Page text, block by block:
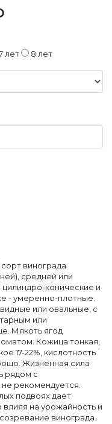
лет
8 лет
винограда
средней или
цилиндро-конические и
- умеренно-плотные.
или овальные, с
или
Мякоть ягод
Кожица тонкая,
17-22%, кислотность
Жизненная сила
рядом с
рекомендуется.
подвоях дает
на урожайность и
винограда.